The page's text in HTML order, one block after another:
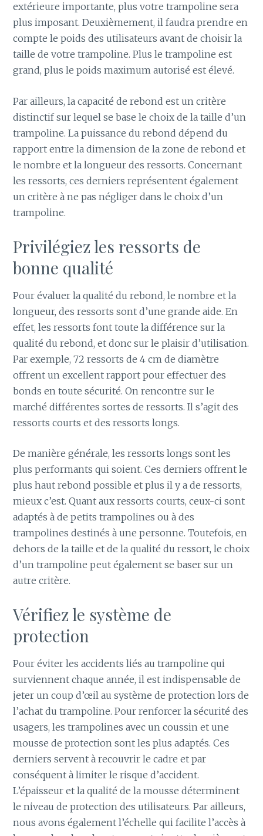
extérieure importante, plus votre trampoline sera
plus imposant. Deuxièmement, il faudra prendre en
compte le poids des utilisateurs avant de choisir la
taille de votre trampoline. Plus le trampoline est
grand, plus le poids maximum autorisé est élevé.
Par ailleurs, la capacité de rebond est un critère
distinctif sur lequel se base le choix de la taille d’un
trampoline. La puissance du rebond dépend du
rapport entre la dimension de la zone de rebond et
le nombre et la longueur des ressorts. Concernant
les ressorts, ces derniers représentent également
un critère à ne pas négliger dans le choix d’un
trampoline.
Privilégiez les ressorts de
bonne qualité
Pour évaluer la qualité du rebond, le nombre et la
longueur, des ressorts sont d’une grande aide. En
effet, les ressorts font toute la différence sur la
qualité du rebond, et donc sur le plaisir d’utilisation.
Par exemple, 72 ressorts de 4 cm de diamètre
offrent un excellent rapport pour effectuer des
bonds en toute sécurité. On rencontre sur le
marché différentes sortes de ressorts. Il s’agit des
ressorts courts et des ressorts longs.
De manière générale, les ressorts longs sont les
plus performants qui soient. Ces derniers offrent le
plus haut rebond possible et plus il y a de ressorts,
mieux c’est. Quant aux ressorts courts, ceux-ci sont
adaptés à de petits trampolines ou à des
trampolines destinés à une personne. Toutefois, en
dehors de la taille et de la qualité du ressort, le choix
d’un trampoline peut également se baser sur un
autre critère.
Vérifiez le système de
protection
Pour éviter les accidents liés au trampoline qui
surviennent chaque année, il est indispensable de
jeter un coup d’œil au système de protection lors de
l’achat du trampoline. Pour renforcer la sécurité des
usagers, les trampolines avec un coussin et une
mousse de protection sont les plus adaptés. Ces
derniers servent à recouvrir le cadre et par
conséquent à limiter le risque d’accident.
L’épaisseur et la qualité de la mousse déterminent
le niveau de protection des utilisateurs. Par ailleurs,
nous avons également l’échelle qui facilite l’accès à